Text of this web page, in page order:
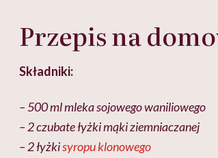
Przepis na
Składniki:
– 500 ml mleka sojowego waniliowego
– 2 czubate łyżki mąki ziemniaczanej
– 2 łyżkisyropu klonowego